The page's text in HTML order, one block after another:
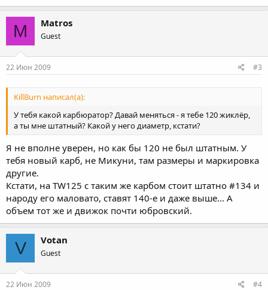
M Matros
Guest
22 Июн 2009 #3
KillBurn написал(а):
У тебя какой карбюратор? Давай меняться - я тебе 120 жиклёр,
а ты мне штатный? Какой у него диаметр, кстати?
Я не вполне уверен, но как бы 120 не был штатным. У
тебя новый карб, не Микуни, там размеры и маркировка
другие.
Кстати, на TW125 c таким же карбом стоит штатно #134 и
народу его маловато, ставят 140-е и даже выше... А
объем тот же и движок почти юбровский.
V Votan
Guest
22 Июн 2009 #4